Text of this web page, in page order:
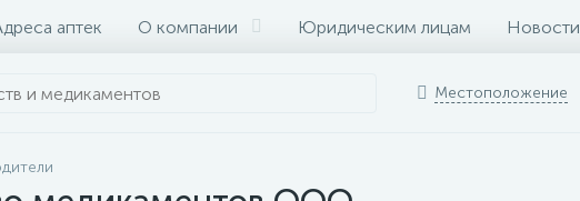
аптек О компании Юридическим лицам Новости
Местоположение